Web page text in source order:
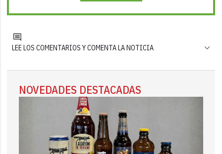
LEE LOS COMENTARIOS Y COMENTA LA NOTICIA
NOVEDADES DESTACADAS